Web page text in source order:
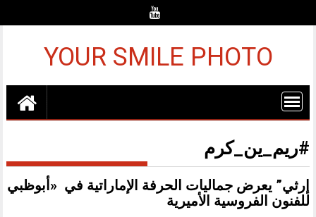
YOUR SMILE PHOTO
#ريم_ين_كرم
إرثي” يعرض جماليات الحرفة الإماراتية في «أبوظبي
للفنون الفروسية الأميرية